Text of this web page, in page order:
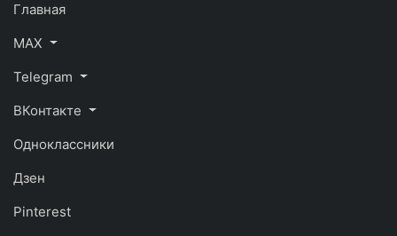
Главная
MAX
Telegram
ВКонтакте
Одноклассники
Дзен
Pinterest